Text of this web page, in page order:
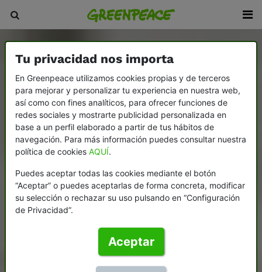
Tu privacidad nos importa
En Greenpeace utilizamos cookies propias y de terceros
para mejorar y personalizar tu experiencia en nuestra web,
así como con fines analíticos, para ofrecer funciones de
redes sociales y mostrarte publicidad personalizada en
base a un perfil elaborado a partir de tus hábitos de
navegación. Para más información puedes consultar nuestra
política de cookies AQUÍ.
Puedes aceptar todas las cookies mediante el botón
“Aceptar” o puedes aceptarlas de forma concreta, modificar
su selección o rechazar su uso pulsando en “Configuración
de Privacidad”.
Aceptar